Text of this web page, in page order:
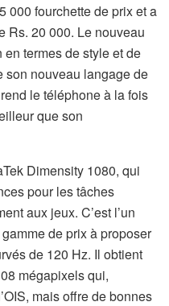
000 fourchette de prix et a
Rs. 20 000. Le nouveau
termes de style et de
son nouveau langage de
le téléphone à la fois
que son
Dimensity 1080, qui
pour les tâches
aux jeux. C’est l’un
de prix à proposer
de 120 Hz. Il obtient
mégapixels qui,
mais offre de bonnes